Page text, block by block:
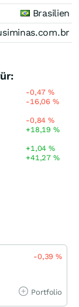
Brasilien
-0,47%
-16,06%
-0,84%
+18,19%
+1,04%
+41,27%
-0,39%
Portfolio